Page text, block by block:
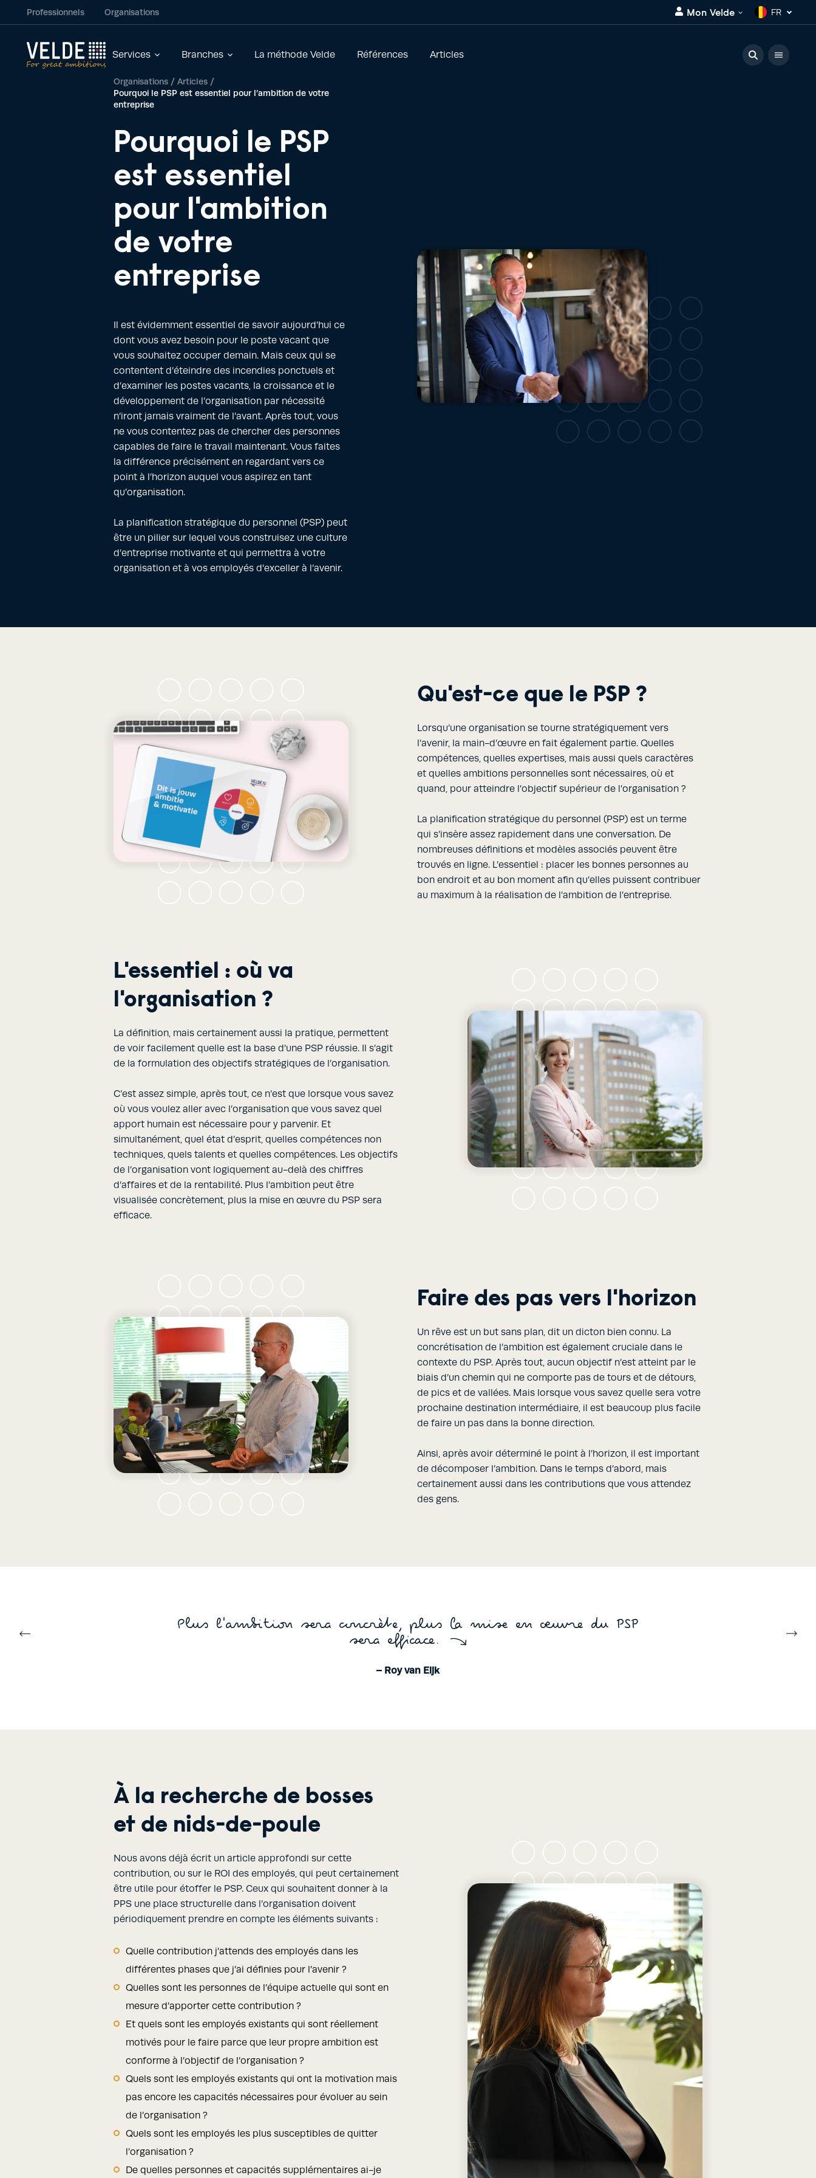
Professionnels Organisations Mon Velde FR
Services Branches La méthode Velde Références Articles
Organisations / Articles /
Pourquoi le PSP est essentiel pour l’ambition de votre
entreprise
Pourquoi le PSP
est essentiel
pour l'ambition
de votre
entreprise
Il est évidemment essentiel de savoir aujourd’hui ce
dont vous avez besoin pour le poste vacant que
vous souhaitez occuper demain. Mais ceux qui se
contentent d’éteindre des incendies ponctuels et
d’examiner les postes vacants, la croissance et le
développement de l’organisation par nécessité
n’iront jamais vraiment de l’avant. Après tout, vous
ne vous contentez pas de chercher des personnes
capables de faire le travail maintenant. Vous faites
la différence précisément en regardant vers ce
point à l’horizon auquel vous aspirez en tant
qu’organisation.
La planification stratégique du personnel (PSP) peut
être un pilier sur lequel vous construisez une culture
d’entreprise motivante et qui permettra à votre
organisation et à vos employés d’exceller à l’avenir.
Qu'est-ce que le PSP ?
Lorsqu’une organisation se tourne stratégiquement vers
l’avenir, la main-d’œuvre en fait également partie. Quelles
compétences, quelles expertises, mais aussi quels caractères
et quelles ambitions personnelles sont nécessaires, où et
quand, pour atteindre l’objectif supérieur de l’organisation ?
La planification stratégique du personnel (PSP) est un terme
qui s’insère assez rapidement dans une conversation. De
nombreuses définitions et modèles associés peuvent être
trouvés en ligne. L’essentiel : placer les bonnes personnes au
bon endroit et au bon moment afin qu’elles puissent contribuer
au maximum à la réalisation de l’ambition de l’entreprise.
L'essentiel : où va
l'organisation ?
La définition, mais certainement aussi la pratique, permettent
de voir facilement quelle est la base d’une PSP réussie. Il s’agit
de la formulation des objectifs stratégiques de l’organisation.
C’est assez simple, après tout, ce n’est que lorsque vous savez
où vous voulez aller avec l’organisation que vous savez quel
apport humain est nécessaire pour y parvenir. Et
simultanément, quel état d’esprit, quelles compétences non
techniques, quels talents et quelles compétences. Les objectifs
de l’organisation vont logiquement au-delà des chiffres
d’affaires et de la rentabilité. Plus l’ambition peut être
visualisée concrètement, plus la mise en œuvre du PSP sera
efficace.
Faire des pas vers l'horizon
Un rêve est un but sans plan, dit un dicton bien connu. La
concrétisation de l’ambition est également cruciale dans le
contexte du PSP. Après tout, aucun objectif n’est atteint par le
biais d’un chemin qui ne comporte pas de tours et de détours,
de pics et de vallées. Mais lorsque vous savez quelle sera votre
prochaine destination intermédiaire, il est beaucoup plus facile
de faire un pas dans la bonne direction.
Ainsi, après avoir déterminé le point à l’horizon, il est important
de décomposer l’ambition. Dans le temps d’abord, mais
certainement aussi dans les contributions que vous attendez
des gens.
Plus l'ambition sera concrète, plus la mise en œuvre du PSP
sera efficace.
– Roy van Eijk
À la recherche de bosses
et de nids-de-poule
Nous avons déjà écrit un article approfondi sur cette
contribution, ou sur le ROI des employés, qui peut certainement
être utile pour étoffer le PSP. Ceux qui souhaitent donner à la
PPS une place structurelle dans l’organisation doivent
périodiquement prendre en compte les éléments suivants :
Quelle contribution j’attends des employés dans les
différentes phases que j’ai définies pour l’avenir ?
Quelles sont les personnes de l’équipe actuelle qui sont en
mesure d’apporter cette contribution ?
Et quels sont les employés existants qui sont réellement
motivés pour le faire parce que leur propre ambition est
conforme à l’objectif de l’organisation ?
Quels sont les employés existants qui ont la motivation mais
pas encore les capacités nécessaires pour évoluer au sein
de l’organisation ?
Quels sont les employés les plus susceptibles de quitter
l’organisation ?
De quelles personnes et capacités supplémentaires ai-je